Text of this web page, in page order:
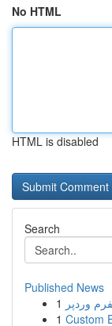
No HTML
HTML is disabled
Search
Published News
1
1 Custom